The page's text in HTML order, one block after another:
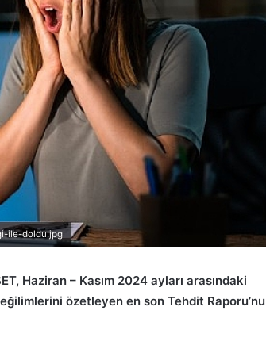
ile-doldu.jpg
Haziran – Kasım 2024 ayları arasındaki
özetleyen en son Tehdit Raporu’nu